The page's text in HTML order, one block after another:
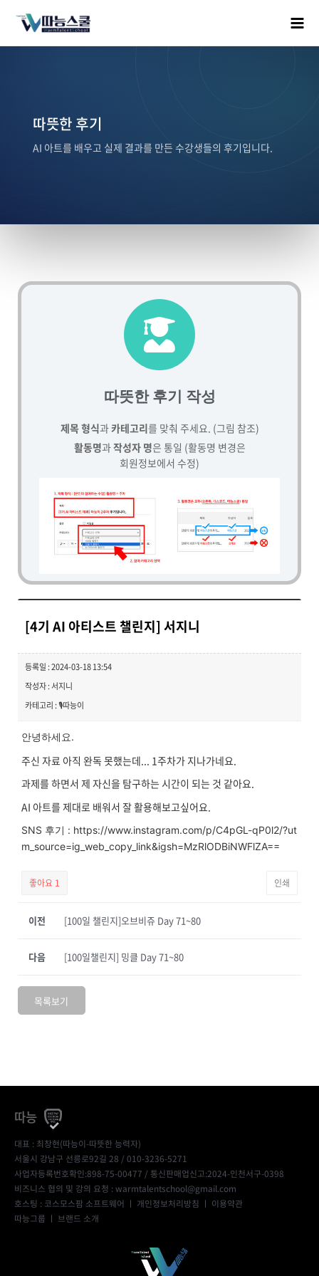
따뜻한 후기
AI 아트를 배우고 실제 결과를 만든 수강생들의 후기입니다.
따뜻한 후기 작성
제목 형식과카테고리를 맞춰 주세요. (그림 참조)
활동명과작성자 명은 통일 (활동명 변경은
회원정보에서 수정)
[4기 AI 아티스트 챌린지] 서지니
등록일 : 2024-03-18 13:54
작성자 : 서지니
카테고리 : 🎙️따능이
안녕하세요.
주신 자료 아직 완독 못했는데... 1주차가 지나가네요.
과제를 하면서 제 자신을 탐구하는 시간이 되는 것 같아요.
AI 아트를 제대로 배워서 잘 활용해보고싶어요.
SNS 후기 : https://www.instagram.com/p/C4pGL-qP0l2/?ut
m_source=ig_web_copy_link&igsh=MzRlODBiNWFlZA==
좋아요 1 인쇄
이전 [100일 챌린지]오브비쥬 Day 71~80
[100일챌린지] 밍클 Day 71~80
다음
목록보기
따능
대표 : 최창현(따능이-따뜻한 능력자)
서울시 강남구 선릉로92길 28 / 010-3236-5271
사업자등록번호확인:898-75-00477 / 통신판매업신고:2024-인천서구-0398
비즈니스 협의 및 강의 요청 : warmtalentschool@gmail.com
호스팅 : 코스모스팜 소프트웨어 ㅣ 개인정보처리방침 ㅣ 이용약관
따능그룹 ㅣ 브랜드 소개